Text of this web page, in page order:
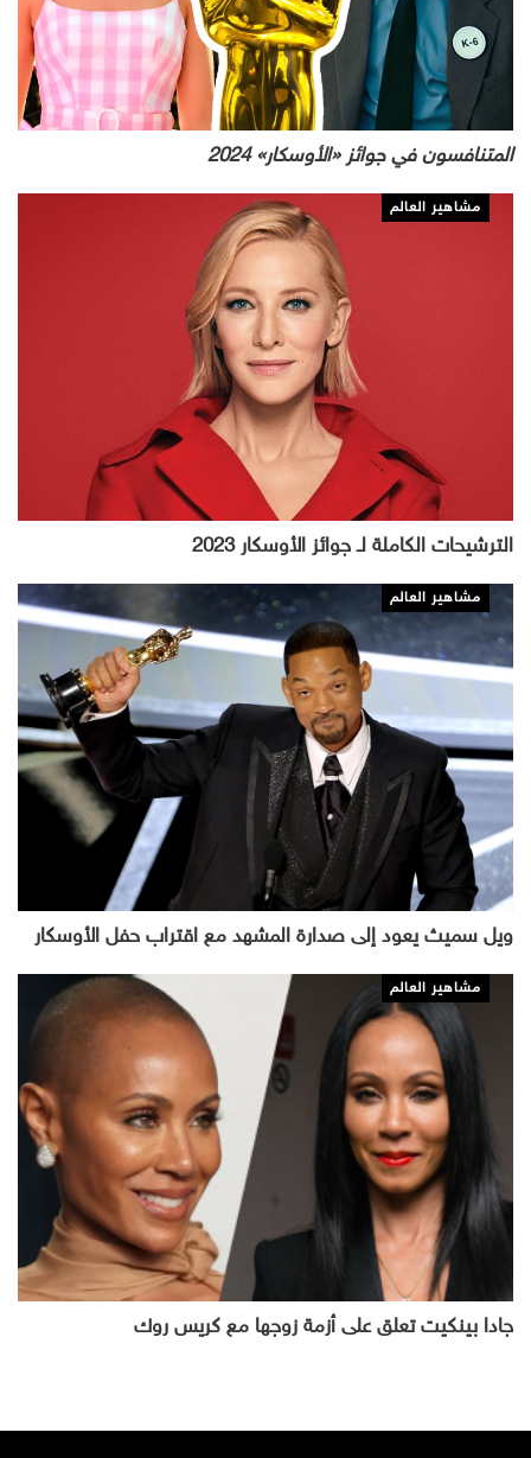
المتنافسون في جوائز «الأوسكار» 2024
مشاهير العالم
الترشيحات الكاملة لـ جوائز الأوسكار 2023
مشاهير العالم
ويل سميث يعود إلى صدارة المشهد مع اقتراب حفل الأوسكار
مشاهير العالم
جادا بينكيت تعلق على أزمة زوجها مع كريس روك